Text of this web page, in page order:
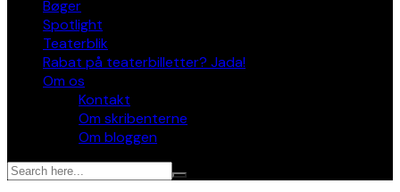
Bøger
Spotlight
Teaterblik
Rabat på teaterbilletter? Jada!
Om os
Kontakt
Om skribenterne
Om bloggen